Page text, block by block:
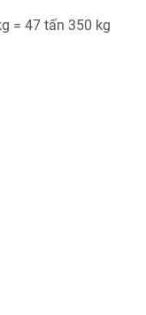
tấn 350 kg